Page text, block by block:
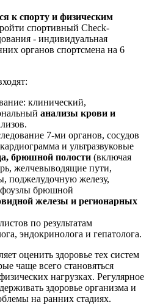
к спорту и физическим
спортивный Check-
- индивидуальная
органов спортсмена на 6
клинический,
анализы крови и
7-ми органов, сосудов
и ультразвуковые
брюшной полости (включая
желчевыводящие пути,
поджелудочную железу,
брюшной
железы и регионарных
по результатам
эндокринолога и гепатолога.
оценить здоровье тех систем
чаще всего становяться
нагрузках. Регулярное
здоровье организма и
на ранних стадиях.